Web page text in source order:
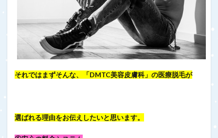
それではまずそんな、「DMTC美容皮膚科」の医療脱毛が
選ばれる理由をお伝えしたいと思います。